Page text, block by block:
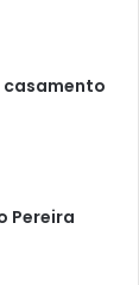
casamento
Pereira